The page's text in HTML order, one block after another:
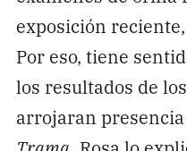
exposición
Por eso, tiene
los resultados de
arrojaran